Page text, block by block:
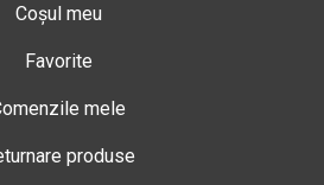
Coșul meu
Favorite
mele
produse